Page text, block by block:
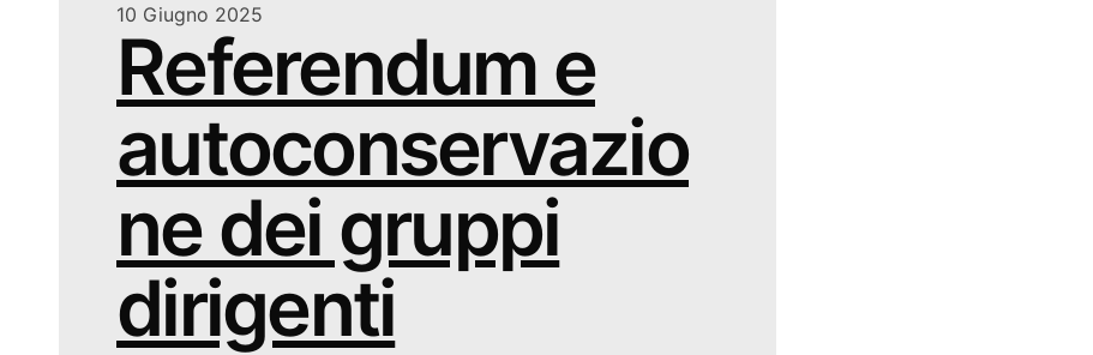
10 Giugno 2025
Referendum e
autoconservazio
ne dei gruppi
dirigenti